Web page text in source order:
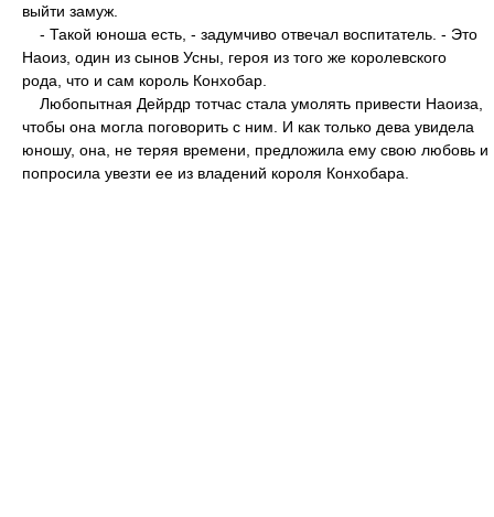
выйти замуж.
- Такой юноша есть, - задумчиво отвечал воспитатель. - Это
Наоиз, один из сынов Усны, героя из того же королевского
рода, что и сам король Конхобар.
Любопытная Дейрдр тотчас стала умолять привести Наоиза,
чтобы она могла поговорить с ним. И как только дева увидела
юношу, она, не теряя времени, предложила ему свою любовь и
попросила увезти ее из владений короля Конхобара.